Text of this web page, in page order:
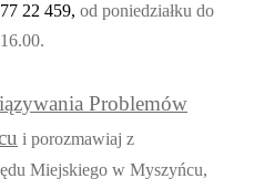
22 459, od poniedziałku do
Problemów
i porozmawiaj z
Miejskiego w Myszyńcu,